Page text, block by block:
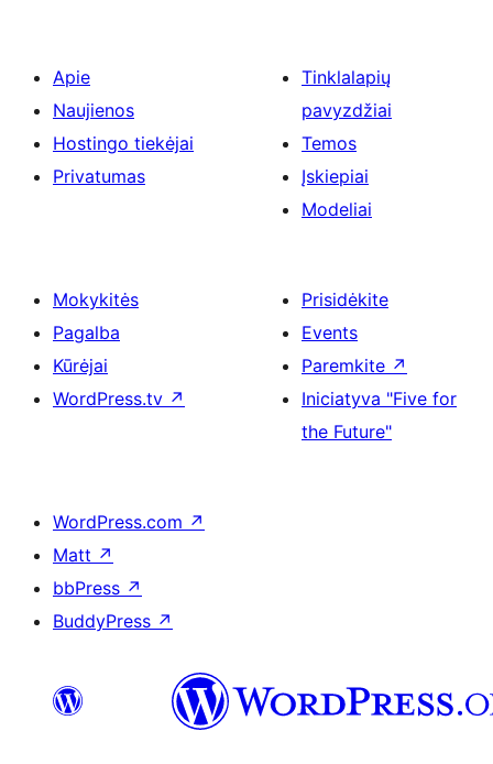
Apie
Naujienos
Hostingo tiekėjai
Privatumas
Tinklalapių
pavyzdžiai
Temos
Įskiepiai
Modeliai
Mokykitės
Pagalba
Kūrėjai
WordPress.tv ↗
Prisidėkite
Events
Paremkite ↗
Iniciatyva "Five for
the Future"
WordPress.com ↗
Matt ↗
bbPress ↗
BuddyPress ↗